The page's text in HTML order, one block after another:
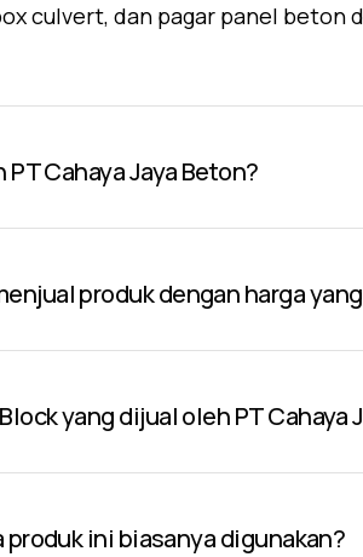
culvert, dan pagar panel beton
Cahaya Jaya Beton?
produk dengan harga
yang dijual oleh PT Cahaya
produk ini biasanya digunakan?